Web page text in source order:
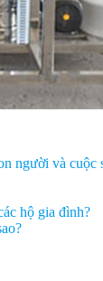
người và cuộc
hộ gia đình?